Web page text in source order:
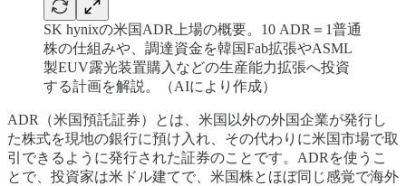
SK hynixの米国ADR上場の概要。10 ADR＝1普通
株の仕組みや、調達資金を韓国Fab拡張やASML
製EUV露光装置購入などの生産能力拡張へ投資
する計画を解説。（AIにより作成）
ADR（米国預託証券）とは、米国以外の外国企業が発行し
た株式を現地の銀行に預け入れ、その代わりに米国市場で取
引できるように発行された証券のことです。ADRを使うこ
とで、投資家は米ドル建てで、米国株とほぼ同じ感覚で海外